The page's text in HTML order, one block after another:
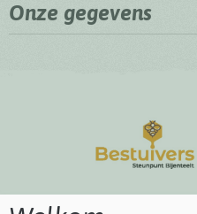
Onze gegevens